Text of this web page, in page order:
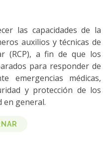
las capacidades de la
auxilios y técnicas de
(RCP), a fin de que los
para responder de
emergencias médicas,
y protección de los
en general.